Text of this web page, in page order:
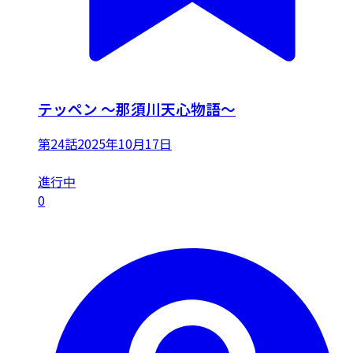
テッペン 〜那須川天心物語〜
第24話2025年10月17日
進行中
0